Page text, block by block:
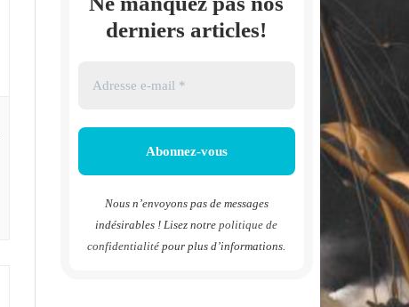
derniers articles!
Nous n’envoyons pas de messages
indésirables ! Lisez notrepolitique de
confidentialité pour plus d’informations.